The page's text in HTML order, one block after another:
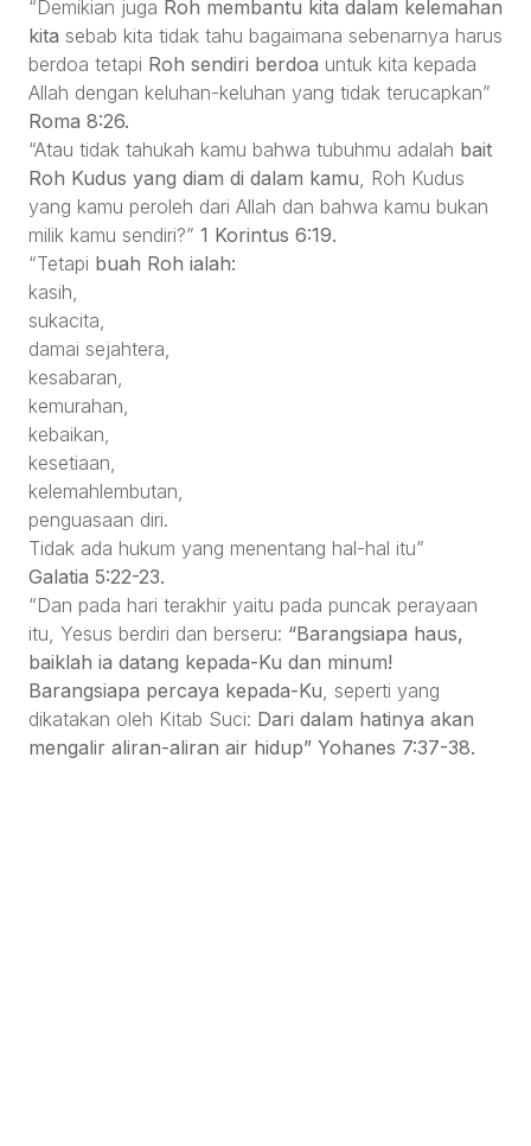
“Demikian juga Roh membantu kita dalam kelemahan
kita sebab kita tidak tahu bagaimana sebenarnya harus
berdoa tetapi Roh sendiri berdoa untuk kita kepada
Allah dengan keluhan-keluhan yang tidak terucapkan”
Roma 8:26.
“Atau tidak tahukah kamu bahwa tubuhmu adalah bait
Roh Kudus yang diam di dalam kamu, Roh Kudus
yang kamu peroleh dari Allah dan bahwa kamu bukan
milik kamu sendiri?” 1 Korintus 6:19.
“Tetapi buah Roh ialah:
kasih,
sukacita,
damai sejahtera,
kesabaran,
kemurahan,
kebaikan,
kesetiaan,
kelemahlembutan,
penguasaan diri.
Tidak ada hukum yang menentang hal-hal itu”
Galatia 5:22-23.
“Dan pada hari terakhir yaitu pada puncak perayaan
itu, Yesus berdiri dan berseru: “Barangsiapa haus,
baiklah ia datang kepada-Ku dan minum!
Barangsiapa percaya kepada-Ku, seperti yang
dikatakan oleh Kitab Suci: Dari dalam hatinya akan
mengalir aliran-aliran air hidup” Yohanes 7:37-38.